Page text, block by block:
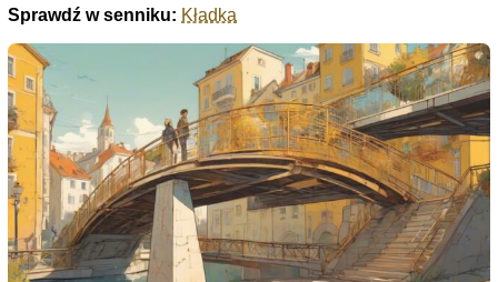
Sprawdź w senniku: Kładka